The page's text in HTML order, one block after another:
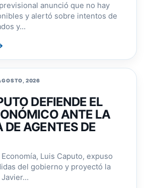
anunció que no hay
y alertó sobre intentos de
y...
2026
DEFIENDE EL
ANTE LA
AGENTES DE
Luis Caputo, expuso
del gobierno y proyectó la